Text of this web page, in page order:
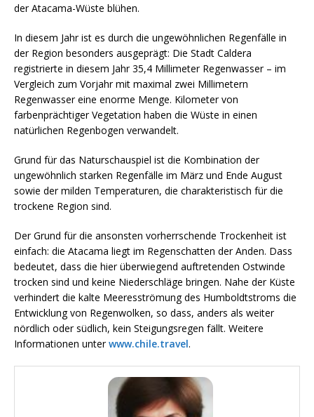
der Atacama-Wüste blühen.
In diesem Jahr ist es durch die ungewöhnlichen Regenfälle in
der Region besonders ausgeprägt: Die Stadt Caldera
registrierte in diesem Jahr 35,4 Millimeter Regenwasser – im
Vergleich zum Vorjahr mit maximal zwei Millimetern
Regenwasser eine enorme Menge. Kilometer von
farbenprächtiger Vegetation haben die Wüste in einen
natürlichen Regenbogen verwandelt.
Grund für das Naturschauspiel ist die Kombination der
ungewöhnlich starken Regenfälle im März und Ende August
sowie der milden Temperaturen, die charakteristisch für die
trockene Region sind.
Der Grund für die ansonsten vorherrschende Trockenheit ist
einfach: die Atacama liegt im Regenschatten der Anden. Dass
bedeutet, dass die hier überwiegend auftretenden Ostwinde
trocken sind und keine Niederschläge bringen. Nahe der Küste
verhindert die kalte Meeresströmung des Humboldtstroms die
Entwicklung von Regenwolken, so dass, anders als weiter
nördlich oder südlich, kein Steigungsregen fällt. Weitere
Informationen unterwww.chile.travel.